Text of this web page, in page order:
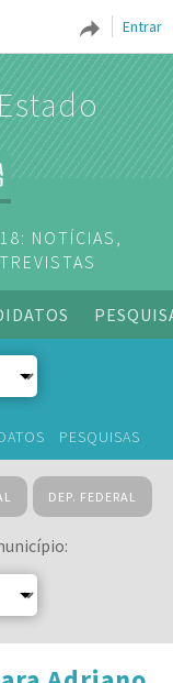
Entrar
NOTÍCIAS,
PESQUISAS
DEP. FEDERAL